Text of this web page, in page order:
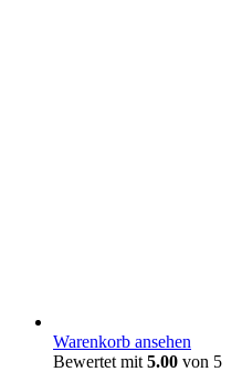
Warenkorb ansehen
Bewertet mit 5.00 von 5